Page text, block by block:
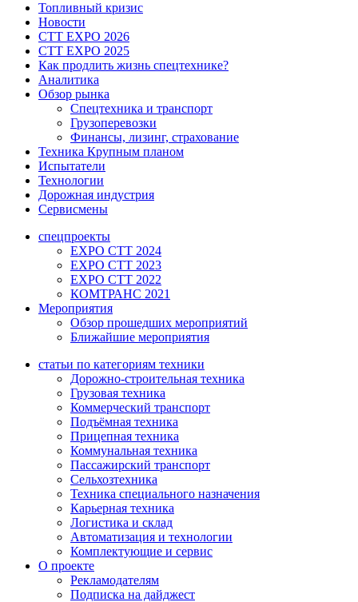
Топливный кризис
Новости
CTT EXPO 2026
CTT EXPO 2025
Как продлить жизнь спецтехнике?
Аналитика
Обзор рынка
Спецтехника и транспорт
Грузоперевозки
Финансы, лизинг, страхование
Техника Крупным планом
Испытатели
Технологии
Дорожная индустрия
Сервисмены
спецпроекты
EXPO CTT 2024
EXPO CTT 2023
EXPO CTT 2022
КОМТРАНС 2021
Мероприятия
Обзор прошедших мероприятий
Ближайшие мероприятия
статьи по категориям техники
Дорожно-строительная техника
Грузовая техника
Коммерческий транспорт
Подъёмная техника
Прицепная техника
Коммунальная техника
Пассажирский транспорт
Сельхозтехника
Техника специального назначения
Карьерная техника
Логистика и склад
Автоматизация и технологии
Комплектующие и сервис
О проекте
Рекламодателям
Подписка на дайджест